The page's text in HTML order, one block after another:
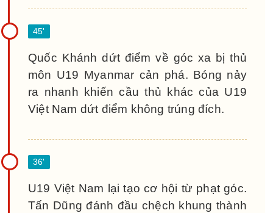
Quốc Khánh dứt điểm về góc xa bị thủ
môn U19 Myanmar cản phá. Bóng nảy
ra nhanh khiến cầu thủ khác của U19
Việt Nam dứt điểm không trúng đích.
U19 Việt Nam lại tạo cơ hội từ phạt góc.
Tấn Dũng đánh đầu chệch khung thành